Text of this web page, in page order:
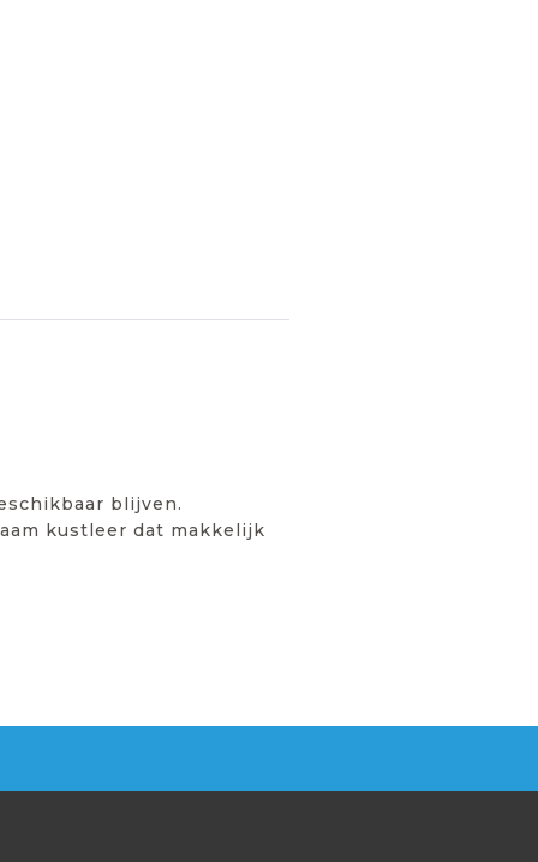
blijven.
kustleer dat makkelijk